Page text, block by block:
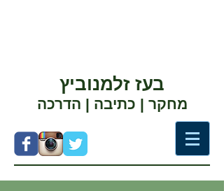
בעז זלמנוביץ
מחקר | כתיבה | הדרכה